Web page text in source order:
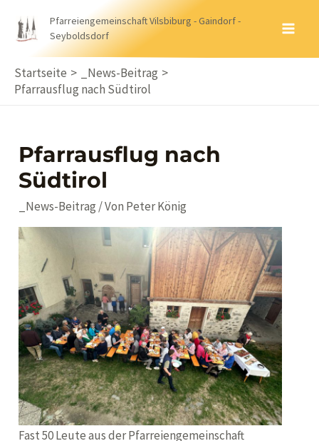
Inhalt
Pfarreiengemeinschaft Vilsbiburg - Gaindorf -
Seyboldsdorf
Startseite
_News-Beitrag
Pfarrausflug nach Südtirol
Pfarrausflug nach
Südtirol
_News-Beitrag / Von Peter König
Fast 50 Leute aus der Pfarreiengemeinschaft